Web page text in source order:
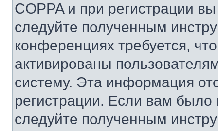
COPPA и при регистрации
следуйте полученным
конференциях требуется,
активированы
систему. Эта информация
регистрации. Если вам
следуйте полученным